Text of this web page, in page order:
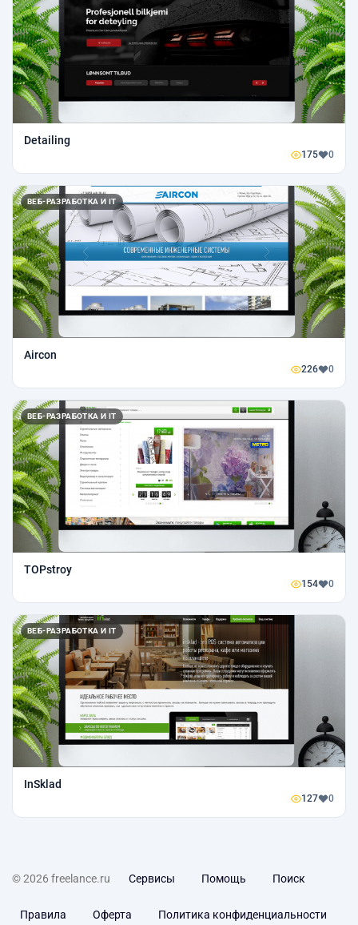
Detailing
175 0
ВЕБ-РАЗРАБОТКА И IT
Aircon
226 0
ВЕБ-РАЗРАБОТКА И IT
TOPstroy
154 0
ВЕБ-РАЗРАБОТКА И IT
InSklad
127 0
© 2026 freelance.ru Сервисы Помощь Поиск
Правила Оферта Политика конфиденциальности